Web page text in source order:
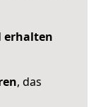
erhalten
, das